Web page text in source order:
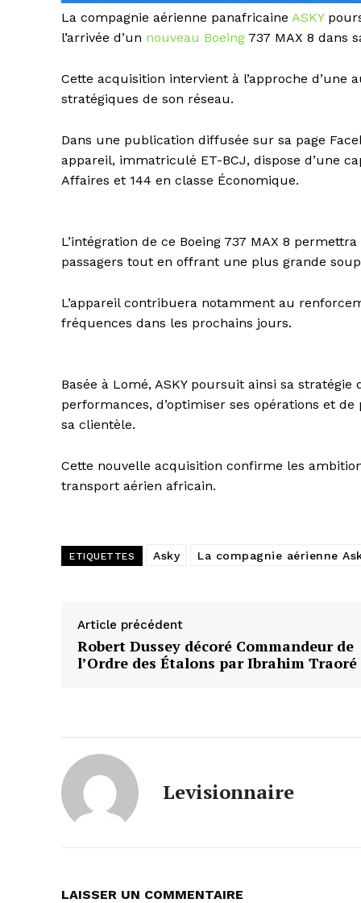
La compagnie aérienne panafricaine ASKY
l’arrivée d’un nouveau Boeing 737 MAX 8 dans
Cette acquisition intervient à l’approche
stratégiques de son réseau.
Dans une publication diffusée sur sa page
appareil, immatriculé ET-BCJ, dispose d’une
Affaires et 144 en classe Économique.
L’intégration de ce Boeing 737 MAX 8
passagers tout en offrant une plus grande
L’appareil contribuera notamment au
fréquences dans les prochains jours.
Basée à Lomé, ASKY poursuit ainsi sa
performances, d’optimiser ses opérations et
sa clientèle.
Cette nouvelle acquisition confirme les
transport aérien africain.
ETIQUETTES Asky La compagnie aérienne
Article précédent
Robert Dussey décoré Commandeur de
l’Ordre des Étalons par Ibrahim Traoré
Levisionnaire
LAISSER UN COMMENTAIRE